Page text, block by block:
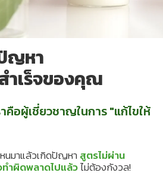
ญหา
ำเร็จของคุณ
คือผู้เชี่ยวชาญในการ "แก้ไขให้
นมาแล้วเกิดปัญหา สูตรไม่ผ่าน
ทำผิดพลาดไปแล้วไม่ต้องกังวล!